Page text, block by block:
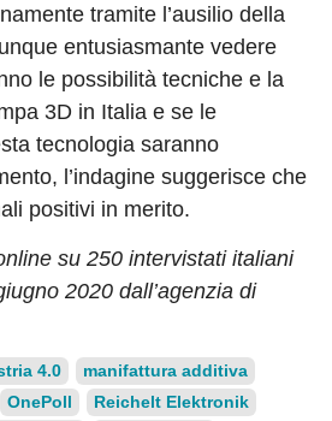
tramite l’ausilio della
entusiasmante vedere
le possibilità tecniche e la
3D in Italia e se le
tecnologia saranno
l’indagine suggerisce che
positivi in merito.
su 250 intervistati italiani
2020 dall’agenzia di
4.0
manifattura additiva
OnePoll
Reichelt Elektronik